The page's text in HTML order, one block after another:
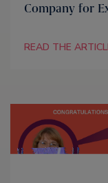
Company for
READ THE